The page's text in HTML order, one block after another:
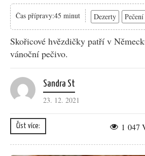
Čas přípravy:45 minut Dezerty Pečení
Skořicové hvězdičky patří v
vánoční pečivo.
Sandra St
23. 12. 2021
Číst více: 1 047